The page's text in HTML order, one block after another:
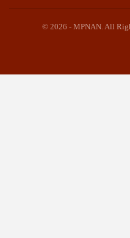
© 2026 - MPNAN. All